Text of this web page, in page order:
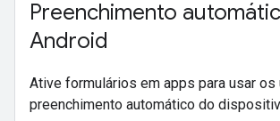
Preenchimento
Android
Ative formulários em apps para usar
preenchimento automático do